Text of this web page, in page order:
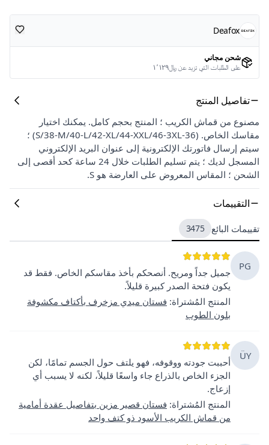
Deafox
شحن مجاني
على الطلبات التي تزيد عن ﷼١٬١٢٩
تفاصيل المنتج
مصنوع من قماش الكريب ؛ المنتج بحجم كامل. يمكنك اختيار
مقاسك الخاص. (36-S/38-M/40-L/42-XL/44-XXL/46-3XL) ؛
سيتم إرسال فاتورتك الإلكترونية إلى عنوان البريد الإلكتروني
المسجل لديك ؛ يتم تسليم الطلبات خلال 24 ساعة كحد أقصى إلى
الشحن ؛ المقاس المعروض على العارضة هو S.
التقييمات
تقييمات البائع 3475
PG
جميل جداً ومريح. أنصحكم بأخذ مقاسكم الخاص. فقط قد
يكون فتحة الصدر كبيرة قليلاً.
المنتج المُشتراة: فستان ميدي مزخرف بأكتاف مكشوفة
بلون الطوب
ÜY
أحببت جودته ووقوفه، فهو يلتف حول الجسم تمامًا، لكن
الجزء الخاص بالذراع جاء واسعًا قليلاً، لكنه لا يسبب أي
إزعاج.
المنتج المُشتراة: فستان قصير مزين بتفاصيل عقدة أمامية
من قماش الكريب الأسود ذو كتف واحد